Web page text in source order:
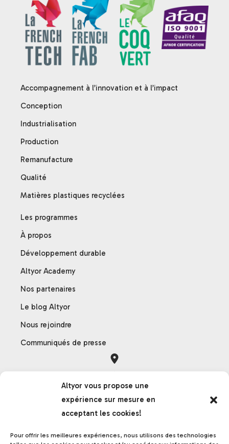
Altyor vous propose une
expérience sur mesure en
acceptant les cookies!
Pour offrir les meilleures expériences, nous utilisons des technologies
Accompagnement à l’innovation et à l’impact
Conception
Industrialisation
Production
Remanufacture
Qualité
Matières plastiques recyclées
Les programmes
À propos
Développement durable
Altyor Academy
Nos partenaires
Le blog Altyor
Nous rejoindre
Communiqués de presse
121 rue des Hêtres
45590 Saint-Cyr-en-Val
France